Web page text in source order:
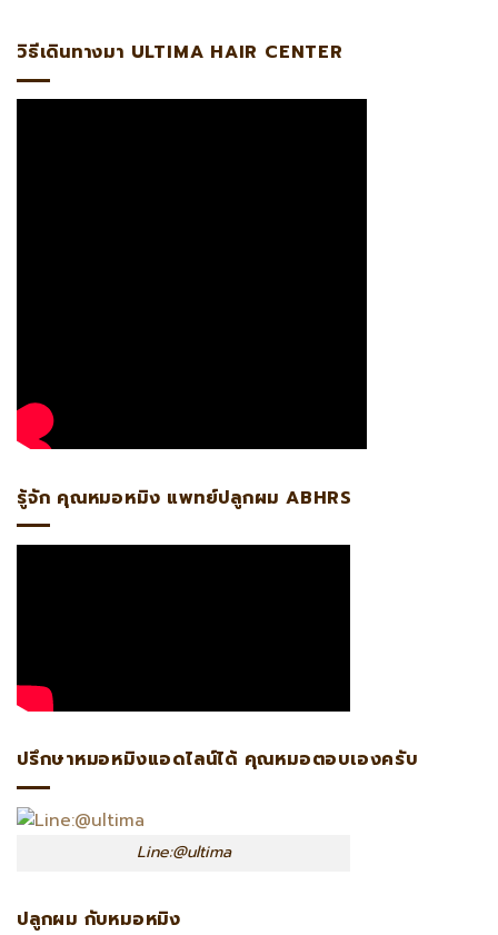
วิธีเดินทางมา ULTIMA HAIR CENTER
รู้จัก คุณหมอหมิง แพทย์ปลูกผม ABHRS
ปรึกษาหมอหมิงแอดไลน์ได้ คุณหมอตอบเองครับ
Line:@ultima
ปลูกผม กับหมอหมิง